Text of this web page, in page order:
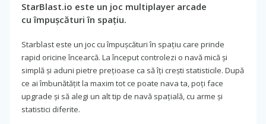
StarBlast.io este un joc multiplayer arcade
cu împușcături în spațiu.
Starblast este un joc cu împușcături în spațiu care prinde
rapid oricine încearcă. La început controlezi o navă mică și
simplă și aduni pietre prețioase ca să îți crești statisticile. După
ce ai îmbunătățit la maxim tot ce poate nava ta, poți face
upgrade și să alegi un alt tip de navă spațială, cu arme și
statistici diferite.